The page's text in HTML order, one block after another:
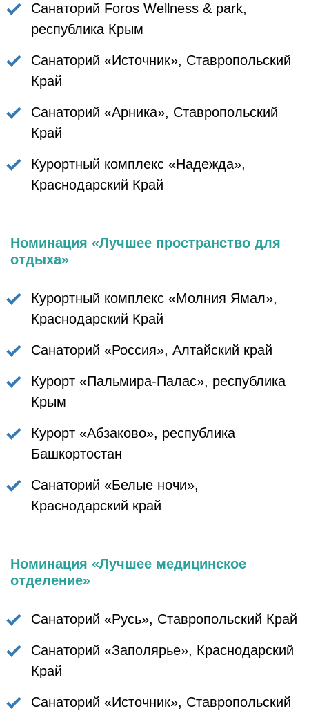
Санаторий Foros Wellness & park,
республика Крым
Санаторий «Источник», Ставропольский
Край
Санаторий «Арника», Ставропольский
Край
Курортный комплекс «Надежда»,
Краснодарский Край
Номинация «Лучшее пространство для
отдыха»
Курортный комплекс «Молния Ямал»,
Краснодарский Край
Санаторий «Россия», Алтайский край
Курорт «Пальмира-Палас», республика
Крым
Курорт «Абзаково», республика
Башкортостан
Санаторий «Белые ночи»,
Краснодарский край
Номинация «Лучшее медицинское
отделение»
Санаторий «Русь», Ставропольский Край
Санаторий «Заполярье», Краснодарский
Край
Санаторий «Источник», Ставропольский